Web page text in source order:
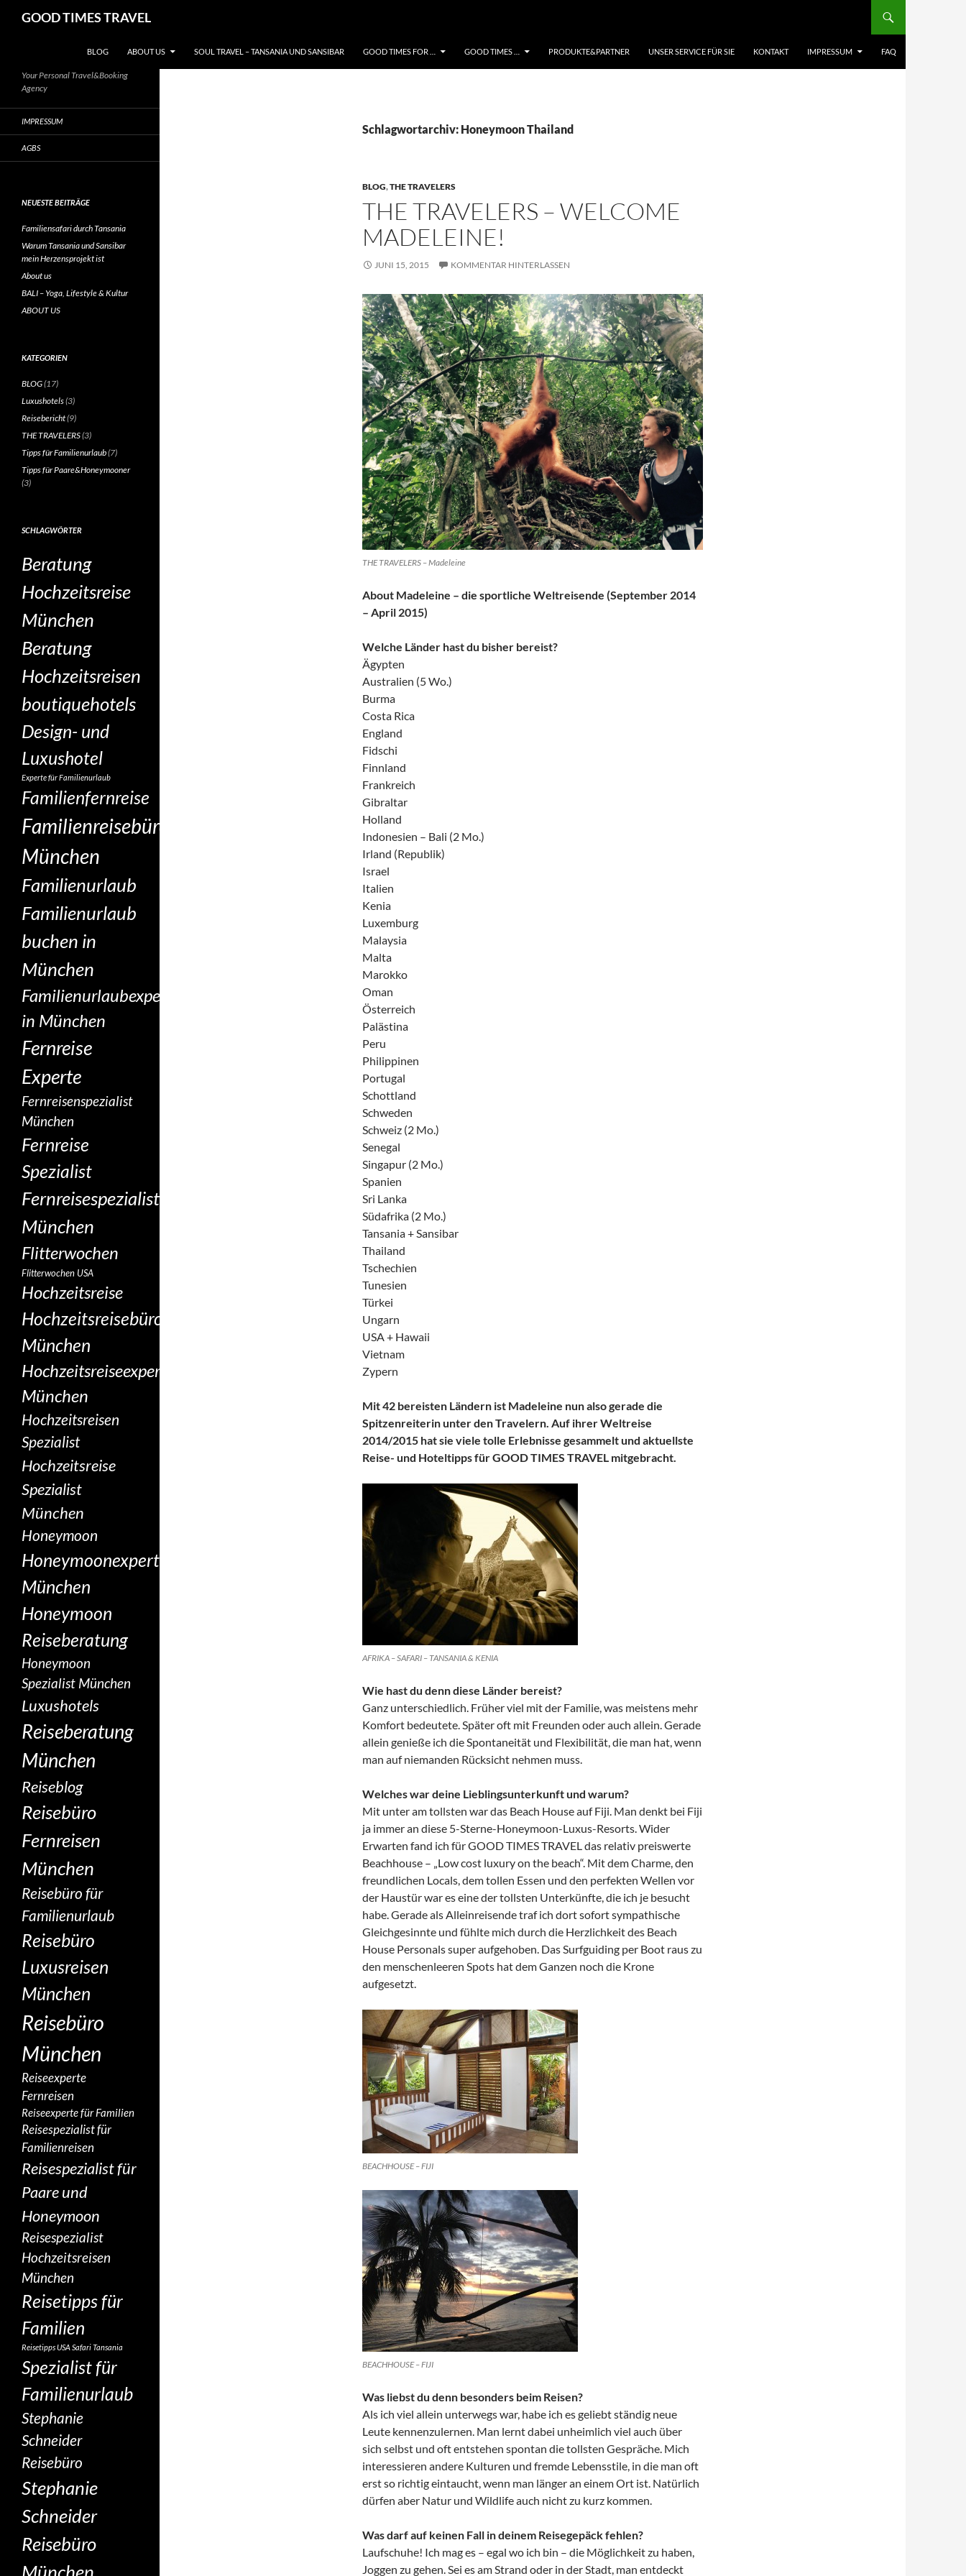
InhaltGOOD TIMES TRAVEL
BLOG ABOUT US SOUL TRAVEL – TANSANIA UND SANSIBAR GOOD TIMES FOR … GOOD TIMES … PRODUKTE&PARTNER UNSER SERVICE FÜR SIE KONTAKT IMPRESSUM FAQ
Schlagwortarchiv: Honeymoon Thailand
BLOG,THE TRAVELERS
THE TRAVELERS – WELCOME
MADELEINE!
JUNI 15, 2015 KOMMENTAR HINTERLASSEN
THE TRAVELERS – Madeleine
About Madeleine – die sportliche Weltreisende (September 2014
– April 2015)
Welche Länder hast du bisher bereist?
Ägypten
Australien (5 Wo.)
Burma
Costa Rica
England
Fidschi
Finnland
Frankreich
Gibraltar
Holland
Indonesien – Bali (2 Mo.)
Irland (Republik)
Israel
Italien
Kenia
Luxemburg
Malaysia
Malta
Marokko
Oman
Österreich
Palästina
Peru
Philippinen
Portugal
Schottland
Schweden
Schweiz (2 Mo.)
Senegal
Singapur (2 Mo.)
Spanien
Sri Lanka
Südafrika (2 Mo.)
Tansania + Sansibar
Thailand
Tschechien
Tunesien
Türkei
Ungarn
USA + Hawaii
Vietnam
Zypern
Mit 42 bereisten Ländern ist Madeleine nun also gerade die
Spitzenreiterin unter den Travelern. Auf ihrer Weltreise
2014/2015 hat sie viele tolle Erlebnisse gesammelt und aktuellste
Reise- und Hoteltipps für GOOD TIMES TRAVEL mitgebracht.
AFRIKA – SAFARI – TANSANIA & KENIA
Wie hast du denn diese Länder bereist?
Ganz unterschiedlich. Früher viel mit der Familie, was meistens mehr
Komfort bedeutete. Später oft mit Freunden oder auch allein. Gerade
allein genieße ich die Spontaneität und Flexibilität, die man hat, wenn
man auf niemanden Rücksicht nehmen muss.
Welches war deine Lieblingsunterkunft und warum?
Mit unter am tollsten war das Beach House auf Fiji. Man denkt bei Fiji
ja immer an diese 5-Sterne-Honeymoon-Luxus-Resorts. Wider
Erwarten fand ich für GOOD TIMES TRAVEL das relativ preiswerte
Beachhouse – „Low cost luxury on the beach“. Mit dem Charme, den
freundlichen Locals, dem tollen Essen und den perfekten Wellen vor
der Haustür war es eine der tollsten Unterkünfte, die ich je besucht
habe. Gerade als Alleinreisende traf ich dort sofort sympathische
Gleichgesinnte und fühlte mich durch die Herzlichkeit des Beach
House Personals super aufgehoben. Das Surfguiding per Boot raus zu
den menschenleeren Spots hat dem Ganzen noch die Krone
aufgesetzt.
BEACHHOUSE – FIJI
BEACHHOUSE – FIJI
Was liebst du denn besonders beim Reisen?
Als ich viel allein unterwegs war, habe ich es geliebt ständig neue
Leute kennenzulernen. Man lernt dabei unheimlich viel auch über
sich selbst und oft entstehen spontan die tollsten Gespräche. Mich
interessieren andere Kulturen und fremde Lebensstile, in die man oft
erst so richtig eintaucht, wenn man länger an einem Ort ist. Natürlich
dürfen aber Natur und Wildlife auch nicht zu kurz kommen.
Was darf auf keinen Fall in deinem Reisegepäck fehlen?
Laufschuhe! Ich mag es – egal wo ich bin – die Möglichkeit zu haben,
Joggen zu gehen. Sei es am Strand oder in der Stadt, man entdeckt
Your Personal Travel&Booking
Agency
IMPRESSUM
AGBS
NEUESTE BEITRÄGE
Familiensafari durch Tansania
Warum Tansania und Sansibar
mein Herzensprojekt ist
About us
BALI – Yoga, Lifestyle & Kultur
ABOUT US
KATEGORIEN
BLOG(17)
Luxushotels(3)
Reisebericht(9)
THE TRAVELERS(3)
Tipps für Familienurlaub(7)
Tipps für Paare&Honeymooner
(3)
SCHLAGWÖRTER
Beratung
Hochzeitsreise
München
Beratung
Hochzeitsreisen
boutiquehotels
Design- und
Luxushotel
Experte für Familienurlaub
Familienfernreise
Familienreisebüro
München
Familienurlaub
Familienurlaub
buchen in
München
Familienurlaubexperte
in München
Fernreise
Experte
Fernreisenspezialist
München
Fernreise
Spezialist
Fernreisespezialist
München
Flitterwochen
Flitterwochen USA
Hochzeitsreise
Hochzeitsreisebüro
München
Hochzeitsreiseexperte
München
Hochzeitsreisen
Spezialist
Hochzeitsreise
Spezialist
München
Honeymoon
Honeymoonexperte
München
Honeymoon
Reiseberatung
Honeymoon
Spezialist München
Luxushotels
Reiseberatung
München
Reiseblog
Reisebüro
Fernreisen
München
Reisebüro für
Familienurlaub
Reisebüro
Luxusreisen
München
Reisebüro
München
Reiseexperte
Fernreisen
Reiseexperte für Familien
Reisespezialist für
Familienreisen
Reisespezialist für
Paare und
Honeymoon
Reisespezialist
Hochzeitsreisen
München
Reisetipps für
Familien
Reisetipps USASafari Tansania
Spezialist für
Familienurlaub
Stephanie
Schneider
Reisebüro
Stephanie
Schneider
Reisebüro